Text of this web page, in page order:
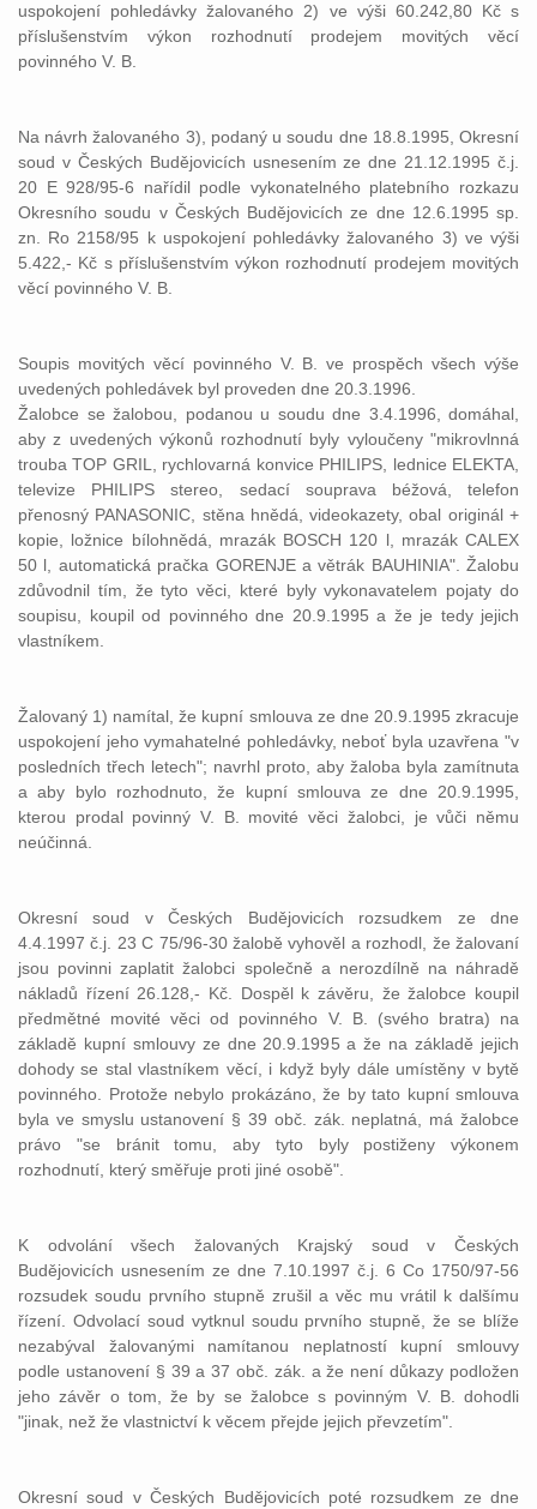
uspokojení pohledávky žalovaného 2) ve výši 60.242,80 Kč s
příslušenstvím výkon rozhodnutí prodejem movitých věcí
povinného V. B.
Na návrh žalovaného 3), podaný u soudu dne 18.8.1995, Okresní
soud v Českých Budějovicích usnesením ze dne 21.12.1995 č.j.
20 E 928/95-6 nařídil podle vykonatelného platebního rozkazu
Okresního soudu v Českých Budějovicích ze dne 12.6.1995 sp.
zn. Ro 2158/95 k uspokojení pohledávky žalovaného 3) ve výši
5.422,- Kč s příslušenstvím výkon rozhodnutí prodejem movitých
věcí povinného V. B.
Soupis movitých věcí povinného V. B. ve prospěch všech výše
uvedených pohledávek byl proveden dne 20.3.1996.
Žalobce se žalobou, podanou u soudu dne 3.4.1996, domáhal,
aby z uvedených výkonů rozhodnutí byly vyloučeny "mikrovlnná
trouba TOP GRIL, rychlovarná konvice PHILIPS, lednice ELEKTA,
televize PHILIPS stereo, sedací souprava béžová, telefon
přenosný PANASONIC, stěna hnědá, videokazety, obal originál +
kopie, ložnice bílohnědá, mrazák BOSCH 120 l, mrazák CALEX
50 l, automatická pračka GORENJE a větrák BAUHINIA". Žalobu
zdůvodnil tím, že tyto věci, které byly vykonavatelem pojaty do
soupisu, koupil od povinného dne 20.9.1995 a že je tedy jejich
vlastníkem.
Žalovaný 1) namítal, že kupní smlouva ze dne 20.9.1995 zkracuje
uspokojení jeho vymahatelné pohledávky, neboť byla uzavřena "v
posledních třech letech"; navrhl proto, aby žaloba byla zamítnuta
a aby bylo rozhodnuto, že kupní smlouva ze dne 20.9.1995,
kterou prodal povinný V. B. movité věci žalobci, je vůči němu
neúčinná.
Okresní soud v Českých Budějovicích rozsudkem ze dne
4.4.1997 č.j. 23 C 75/96-30 žalobě vyhověl a rozhodl, že žalovaní
jsou povinni zaplatit žalobci společně a nerozdílně na náhradě
nákladů řízení 26.128,- Kč. Dospěl k závěru, že žalobce koupil
předmětné movité věci od povinného V. B. (svého bratra) na
základě kupní smlouvy ze dne 20.9.1995 a že na základě jejich
dohody se stal vlastníkem věcí, i když byly dále umístěny v bytě
povinného. Protože nebylo prokázáno, že by tato kupní smlouva
byla ve smyslu ustanovení § 39 obč. zák. neplatná, má žalobce
právo "se bránit tomu, aby tyto byly postiženy výkonem
rozhodnutí, který směřuje proti jiné osobě".
K odvolání všech žalovaných Krajský soud v Českých
Budějovicích usnesením ze dne 7.10.1997 č.j. 6 Co 1750/97-56
rozsudek soudu prvního stupně zrušil a věc mu vrátil k dalšímu
řízení. Odvolací soud vytknul soudu prvního stupně, že se blíže
nezabýval žalovanými namítanou neplatností kupní smlouvy
podle ustanovení § 39 a 37 obč. zák. a že není důkazy podložen
jeho závěr o tom, že by se žalobce s povinným V. B. dohodli
"jinak, než že vlastnictví k věcem přejde jejich převzetím".
Okresní soud v Českých Budějovicích poté rozsudkem ze dne